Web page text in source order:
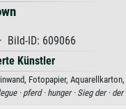
Bild-ID: 609066
Künstler
Fotopapier,
·pferd · hunger · Sieg der · der